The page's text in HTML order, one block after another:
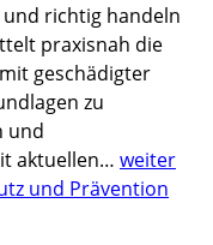
richtig handeln
praxisnah die
geschädigter
zu
und
aktuellen… weiter
und Prävention